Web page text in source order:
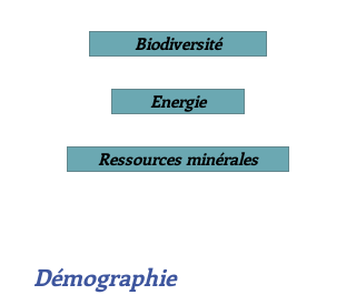
Démographie
Biodiversité
Energie
Ressources minérales